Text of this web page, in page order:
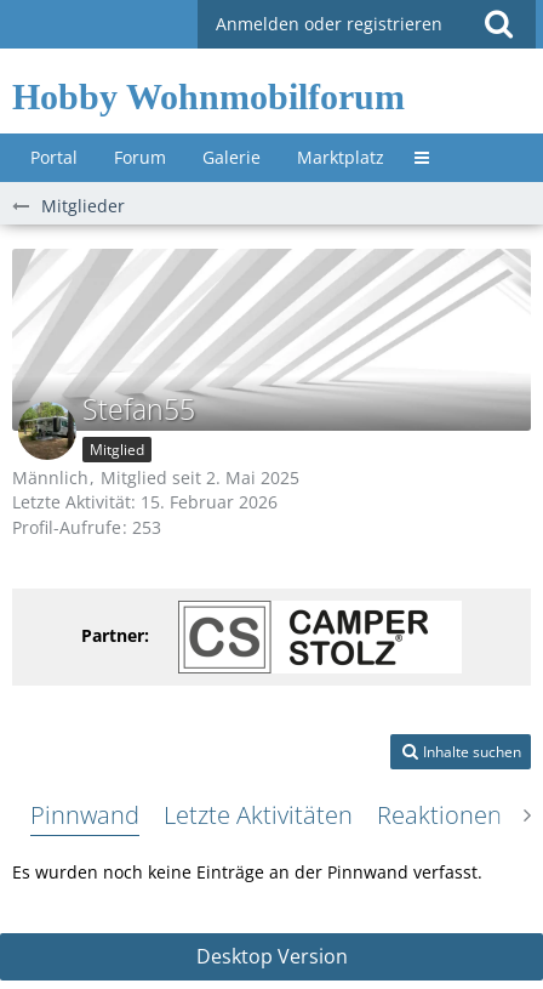
Anmelden oder registrieren
Hobby Wohnmobilforum
Portal Forum Galerie Marktplatz Untermenü »
Mitglieder
Stefan55
Mitglied
Männlich
Mitglied seit 2. Mai 2025
Letzte Aktivität: 15. Februar 2026
Profil-Aufrufe 253
Partner:
Inhalte suchen
Pinnwand Letzte Aktivitäten Reaktionen
Es wurden noch keine Einträge an der Pinnwand verfasst.
Desktop Version